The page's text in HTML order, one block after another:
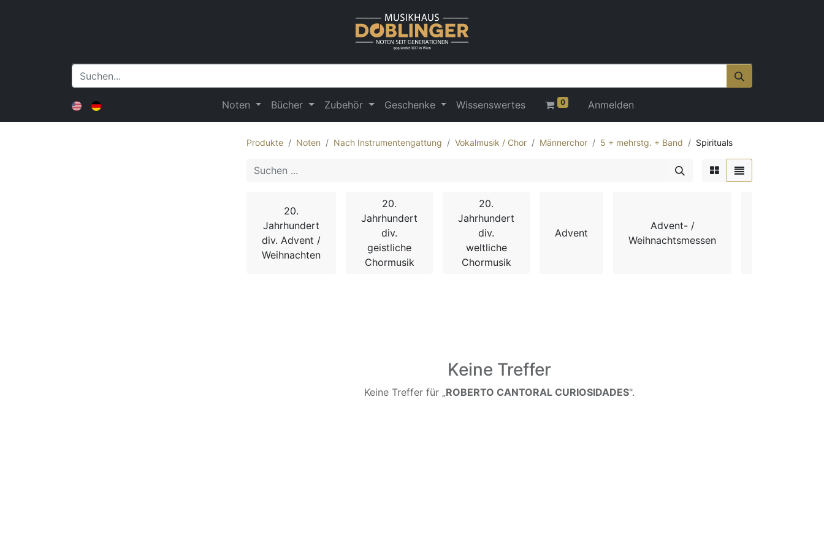
Noten Bücher Zubehör Geschenke Wissenswertes 0 Anmelden
Produkte Noten Nach Instrumentengattung Vokalmusik / Chor Männerchor 5 + mehrstg. + Band Spirituals
20.
Jahrhundert
div. Advent /
Weihnachten
20.
Jahrhundert
div.
geistliche
Chormusik
20.
Jahrhundert
div.
weltliche
Chormusik
Advent
Advent- /
Weihnachtsmessen
Keine Treffer
Keine Treffer für „ROBERTO CANTORAL CURIOSIDADES".